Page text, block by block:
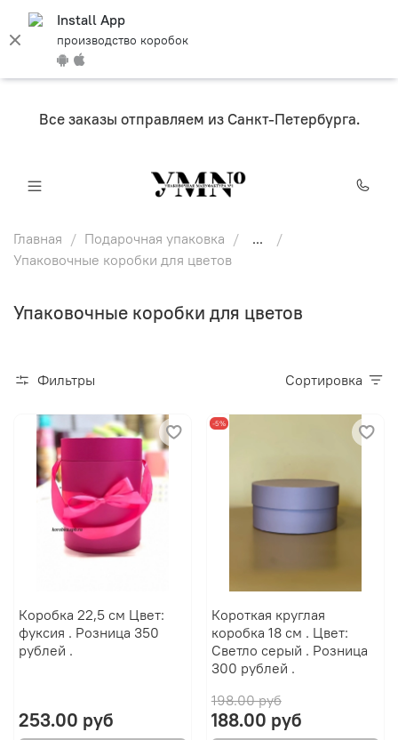
Install App
производство коробок
Все заказы отправляем из Санкт-Петербурга.
Главная Подарочная упаковка
...
Упаковочные коробки для цветов
Упаковочные коробки для цветов
Фильтры Сортировка
Коробка 22,5 см Цвет:
фуксия . Розница 350
рублей .
253.00 руб
-5%
Короткая круглая
коробка 18 см . Цвет:
Светло серый . Розница
300 рублей .
198.00 руб
188.00 руб